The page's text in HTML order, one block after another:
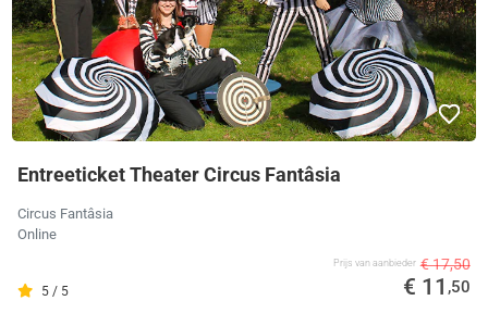
Entreeticket Theater Circus Fantâsia
Circus Fantâsia
Online
5 / 5
Prijs van aanbieder € 17,50
€ 11 ,50